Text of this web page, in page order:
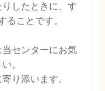
したときに、す
ることです。
センターにお気
。
り添います。